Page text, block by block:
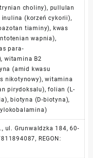
choliny), pullulan
inulina (korzeń cykorii),
tiaminy), kwas
wapnia),
para-
witamina B2
(amid kwasu
nikotynowy), witamina
pirydoksalu), folian (L-
biotyna (D-biotyna),
ul. Grunwaldzka 184, 60-
REGON: